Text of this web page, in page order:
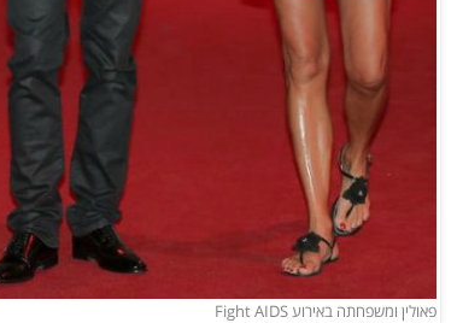
פאולין ומשפחתה באירוע Fight AIDS